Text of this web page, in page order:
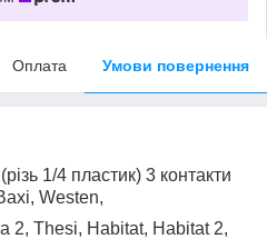
Оплата Умови повернення
1/4 пластик) 3 контакти
Westen,
2, Thesi, Habitat, Habitat 2,